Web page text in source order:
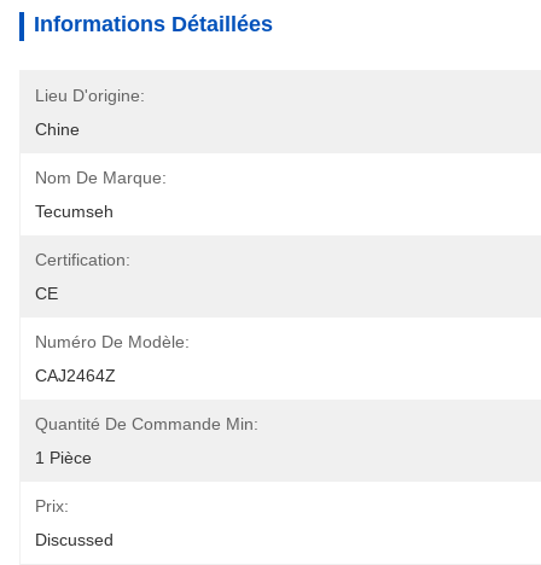
Informations Détaillées
Lieu D'origine:
Chine
Nom De Marque:
Tecumseh
Certification:
CE
Numéro De Modèle:
CAJ2464Z
Quantité De Commande Min:
1 Pièce
Prix:
Discussed